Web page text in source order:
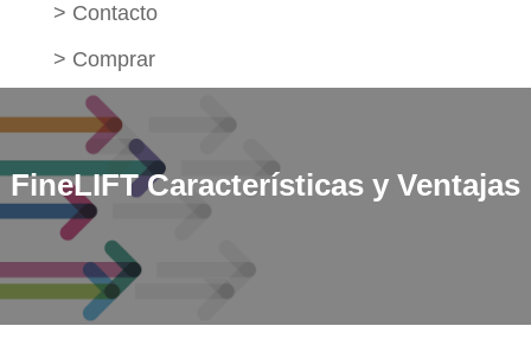
> Contacto
> Comprar
FineLIFT Características y Ventajas